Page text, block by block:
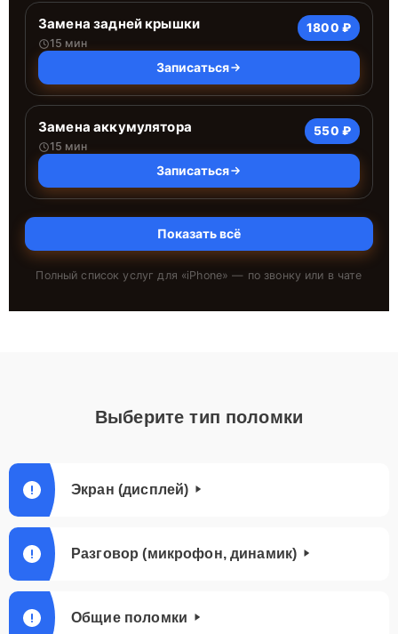
Замена задней крышки
15 мин
1800 ₽
Записаться
Замена аккумулятора
15 мин
550 ₽
Записаться
Показать всё
Полный список услуг для «iPhone» — по звонку или в чате
Выберите тип поломки
Экран (дисплей)
Разговор (микрофон, динамик)
Общие поломки